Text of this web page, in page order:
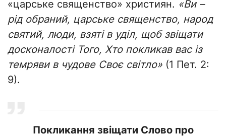
«царське священство» християн. «Ви –
рід обраний, царське священство, народ
святий, люди, взяті в уділ, щоб звіщати
досконалості Того, Хто покликав вас із
темряви в чудове Своє світло» (1 Пет. 2:
9).
Покликання звіщати Слово про